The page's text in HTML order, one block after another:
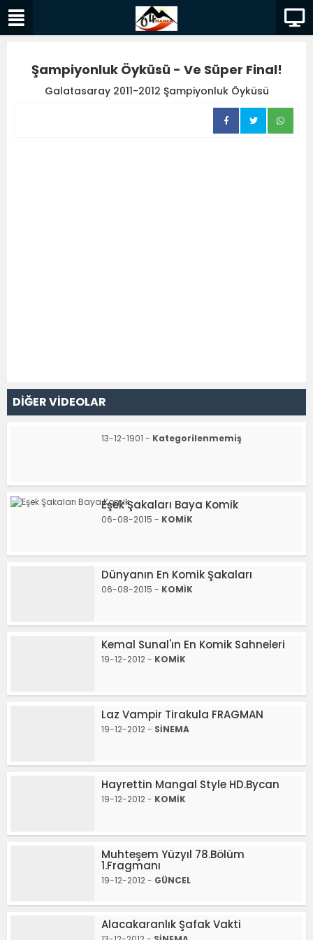
Şampiyonluk Öyküsü - Ve Süper Final!
Galatasaray 2011-2012 Şampiyonluk Öyküsü
DİĞER VİDEOLAR
13-12-1901 - Kategorilenmemiş
Eşek Şakaları Baya Komik
06-08-2015 - KOMİK
Dünyanın En Komik Şakaları
06-08-2015 - KOMİK
Kemal Sunal'ın En Komik Sahneleri
19-12-2012 - KOMİK
Laz Vampir Tirakula FRAGMAN
19-12-2012 - SİNEMA
Hayrettin Mangal Style HD.Bycan
19-12-2012 - KOMİK
Muhteşem Yüzyıl 78.Bölüm
1.Fragmanı
19-12-2012 - GÜNCEL
Alacakaranlık Şafak Vakti